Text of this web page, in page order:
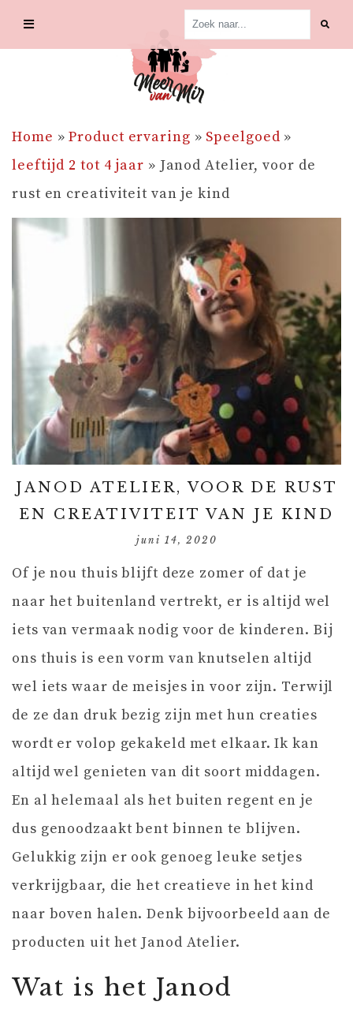
Home »Product ervaring » Speelgoed »
leeftijd 2 tot 4 jaar » Janod Atelier, voor de
rust en creativiteit van je kind
JANOD ATELIER, VOOR DE RUST
EN CREATIVITEIT VAN JE KIND
juni 14, 2020
Of je nou thuis blijft deze zomer of dat je
naar het buitenland vertrekt, er is altijd wel
iets van vermaak nodig voor de kinderen. Bij
ons thuis is een vorm van knutselen altijd
wel iets waar de meisjes in voor zijn. Terwijl
de ze dan druk bezig zijn met hun creaties
wordt er volop gekakeld met elkaar. Ik kan
altijd wel genieten van dit soort middagen.
En al helemaal als het buiten regent en je
dus genoodzaakt bent binnen te blijven.
Gelukkig zijn er ook genoeg leuke setjes
verkrijgbaar, die het creatieve in het kind
naar boven halen. Denk bijvoorbeeld aan de
producten uit het Janod Atelier.
Wat is het Janod